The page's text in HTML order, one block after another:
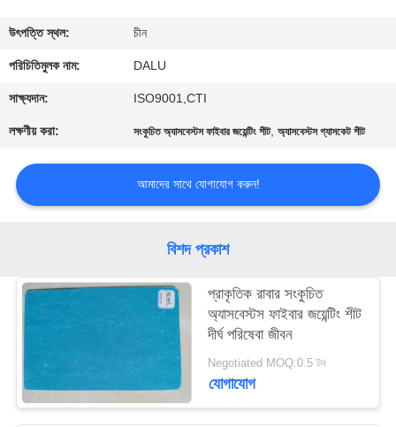
আমাদের
সাথে
যোগাযোগ
করুন
উদ্ধৃতির
আবেদন
সাইট
ম্যাপ
PRIVACY
উৎপত্তি স্থল: চীন
পরিচিতিমুলক নাম: DALU
সাক্ষ্যদান: ISO9001,CTI
লক্ষণীয় করা: সংকুচিত অ্যাসবেস্টস ফাইবার জয়েন্টিং শীট,অ্যাসবেস্টস গ্যাসকেট শীট
আমাদের সাথে যোগাযোগ করুন!
বিশদ প্রকাশ
প্রাকৃতিক রাবার সংকুচিত
অ্যাসবেস্টস ফাইবার জয়েন্টিং শীট
দীর্ঘ পরিষেবা জীবন
Negotiated MOQ:0.5 টন
যোগাযোগ